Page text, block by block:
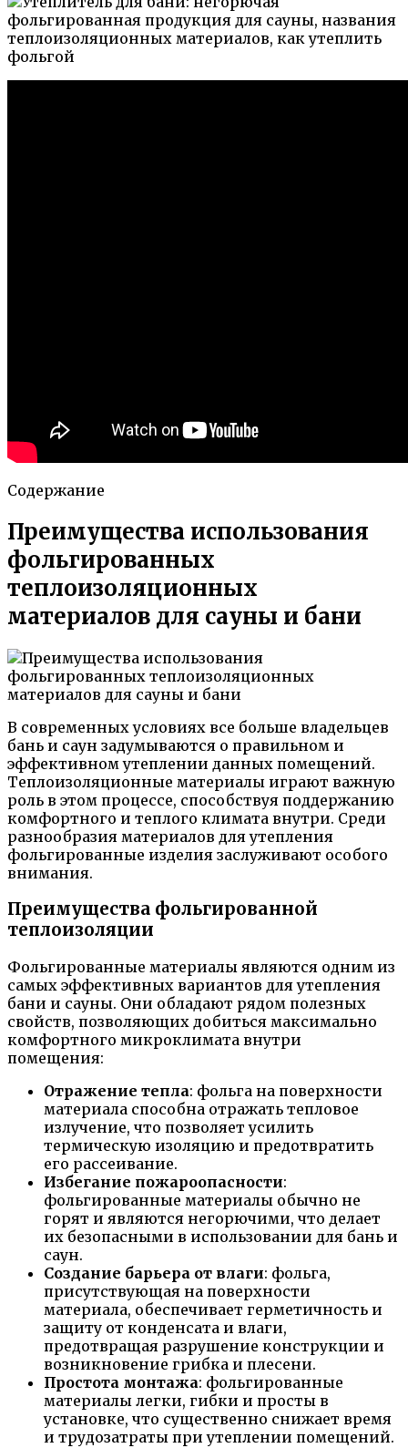
Содержание
Преимущества использования
фольгированных
теплоизоляционных
материалов для сауны и бани
В современных условиях все больше владельцев
бань и саун задумываются о правильном и
эффективном утеплении данных помещений.
Теплоизоляционные материалы играют важную
роль в этом процессе, способствуя поддержанию
комфортного и теплого климата внутри. Среди
разнообразия материалов для утепления
фольгированные изделия заслуживают особого
внимания.
Преимущества фольгированной
теплоизоляции
Фольгированные материалы являются одним из
самых эффективных вариантов для утепления
бани и сауны. Они обладают рядом полезных
свойств, позволяющих добиться максимально
комфортного микроклимата внутри
помещения:
Отражение тепла: фольга на поверхности
материала способна отражать тепловое
излучение, что позволяет усилить
термическую изоляцию и предотвратить
его рассеивание.
Избегание пожароопасности:
фольгированные материалы обычно не
горят и являются негорючими, что делает
их безопасными в использовании для бань и
саун.
Создание барьера от влаги: фольга,
присутствующая на поверхности
материала, обеспечивает герметичность и
защиту от конденсата и влаги,
предотвращая разрушение конструкции и
возникновение грибка и плесени.
Простота монтажа: фольгированные
материалы легки, гибки и просты в
установке, что существенно снижает время
и трудозатраты при утеплении помещений.